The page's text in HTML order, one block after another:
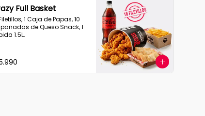
Full Basket
1 Caja de Papas, 10
de Queso Snack, 1
1.5L.